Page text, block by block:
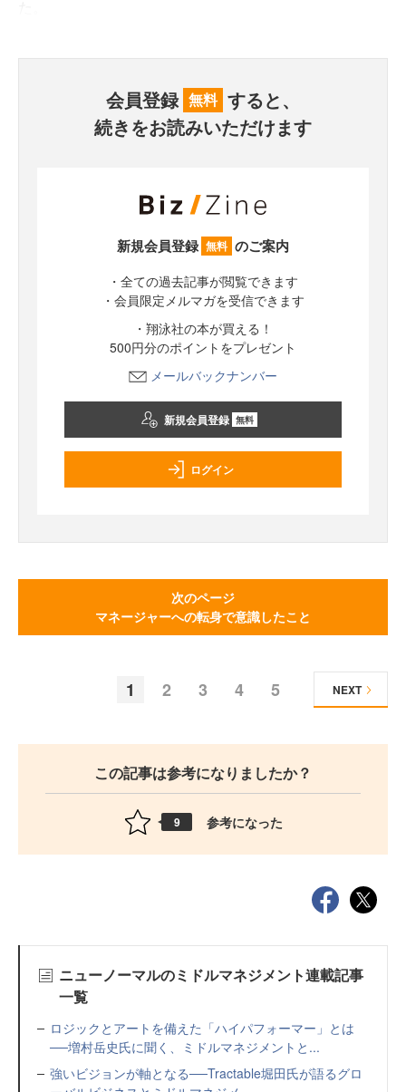
会員登録 無料 すると、
続きをお読みいただけます
新規会員登録 無料 のご案内
・全ての過去記事が閲覧できます
・会員限定メルマガを受信できます
・翔泳社の本が買える！
500円分のポイントをプレゼント
メールバックナンバー
新規会員登録 無料
ログイン
次のページ
マネージャーへの転身で意識したこと
1 2 3 4 5 NEXT
この記事は参考になりましたか？
9 参考になった
ニューノーマルのミドルマネジメント連載記事
一覧
ロジックとアートを備えた「ハイパフォーマー」とは
──増村岳史氏に聞く、ミドルマネジメントと...
強いビジョンが軸となる──Tractable堀田氏が語るグロ